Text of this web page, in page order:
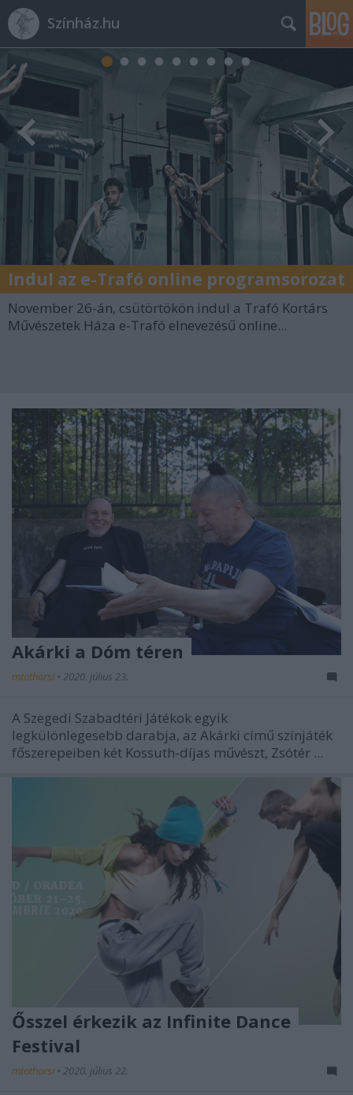
Színház.hu
Indul az e-Trafó online programsorozat
November 26-án, csütörtökön indul a Trafó Kortárs
Művészetek Háza e-Trafó elnevezésű online...
Akárki a Dóm téren
mtothorsi • 2020. július 23.
A Szegedi Szabadtéri Játékok egyik
legkülönlegesebb darabja, az Akárki című színjáték
főszerepeiben két Kossuth-díjas művészt, Zsótér ...
Ősszel érkezik az Infinite Dance
Festival
mtothorsi • 2020. július 22.